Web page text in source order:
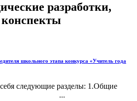
разработки,
школьного этапа конкурса «Учитель года
следующие разделы: 1.Общие
...